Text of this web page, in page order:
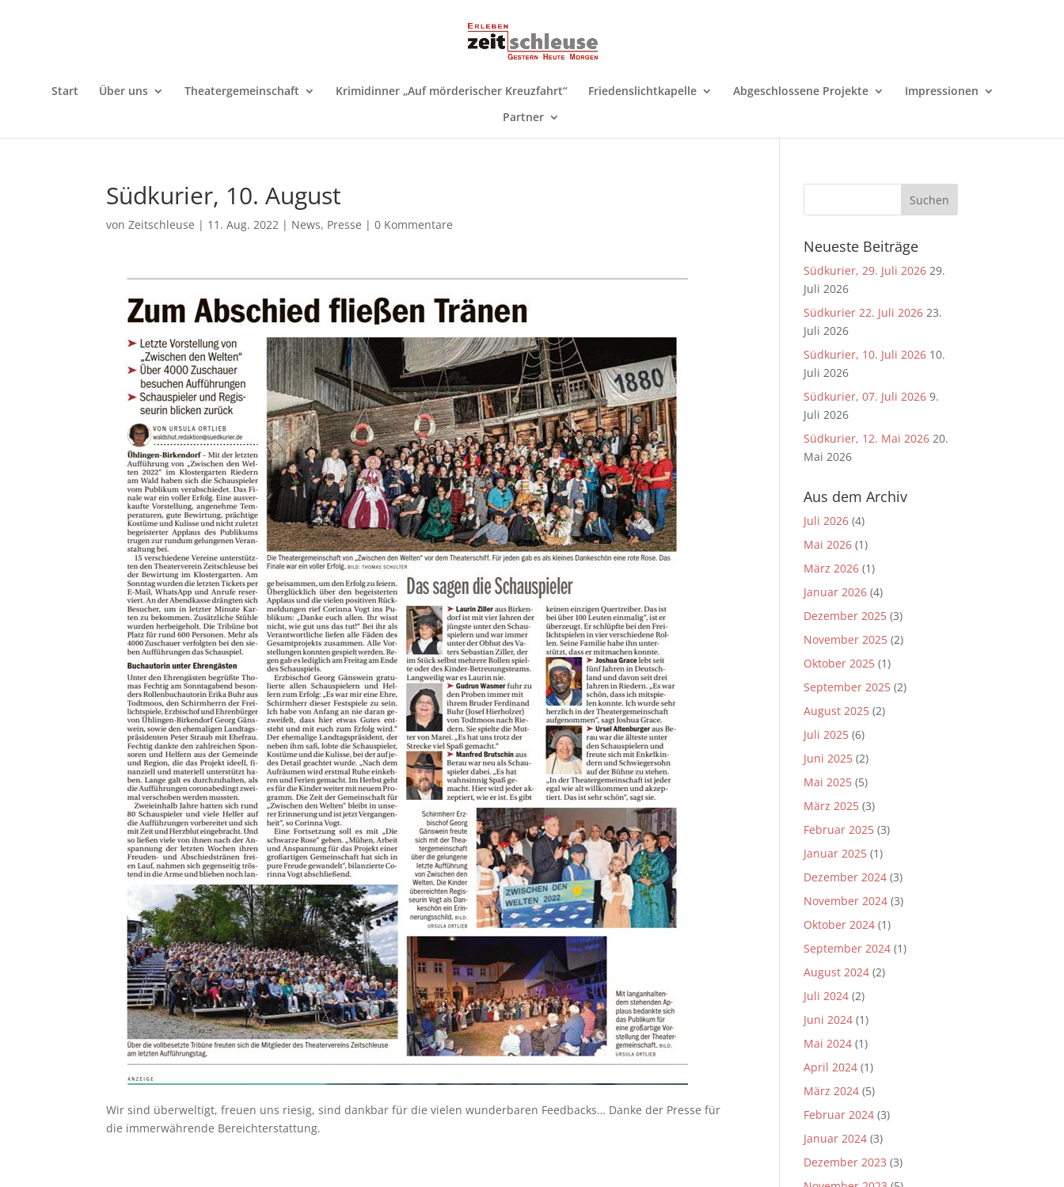
Start Über uns Theatergemeinschaft Krimidinner „Auf mörderischer Kreuzfahrt“ Friedenslichtkapelle Abgeschlossene Projekte
Impressionen
Partner
Südkurier, 10. August
vonZeitschleuse | 11. Aug. 2022 | News, Presse |0 Kommentare
Wir sind überweltigt, freuen uns riesig, sind dankbar für die vielen wunderbaren Feedbacks… Danke der Presse für
die immerwährende Bereichterstattung.
Neueste Beiträge
Südkurier, 29. Juli 2026 29.
Juli 2026
Südkurier 22. Juli 2026 23.
Juli 2026
Südkurier, 10. Juli 2026 10.
Juli 2026
Südkurier, 07. Juli 2026 9.
Juli 2026
Südkurier, 12. Mai 2026 20.
Mai 2026
Aus dem Archiv
Juli 2026 (4)
Mai 2026 (1)
März 2026 (1)
Januar 2026 (4)
Dezember 2025 (3)
November 2025 (2)
Oktober 2025 (1)
September 2025 (2)
August 2025 (2)
Juli 2025 (6)
Juni 2025 (2)
Mai 2025 (5)
März 2025 (3)
Februar 2025 (3)
Januar 2025 (1)
Dezember 2024 (3)
November 2024 (3)
Oktober 2024 (1)
September 2024 (1)
August 2024 (2)
Juli 2024 (2)
Juni 2024 (1)
Mai 2024 (1)
April 2024 (1)
März 2024 (5)
Februar 2024 (3)
Januar 2024 (3)
Dezember 2023 (3)